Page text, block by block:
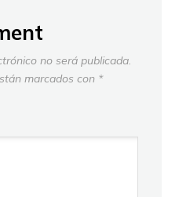
no será publicada.
marcados con *